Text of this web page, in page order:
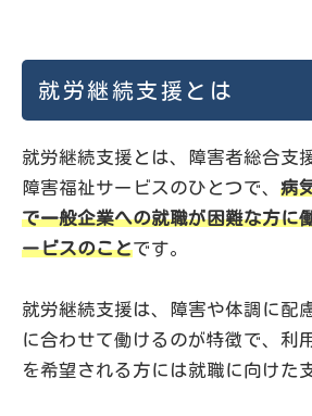
就労継続支援とは
就労継続支援とは、障害者総合支
障害福祉サービスのひとつで、 病
で一般企業への就職が困難な方に
ービスのことです。
就労継続支援は、障害や体調に配
に合わせて働けるのが特徴で、利
を希望される方には就職に向けた